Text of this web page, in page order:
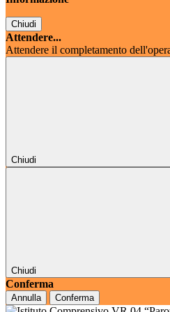
Chiudi
Attendere...
Attendere il completamento
Chiudi
Chiudi
Conferma
Annulla Conferma